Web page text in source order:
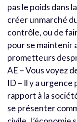
pas le poids dans
créer unmarché
contrôle, ou de
pour se maintenir
prometteurs
AE – Vous voyez
ID – Il y a
rapport à la
se présenter